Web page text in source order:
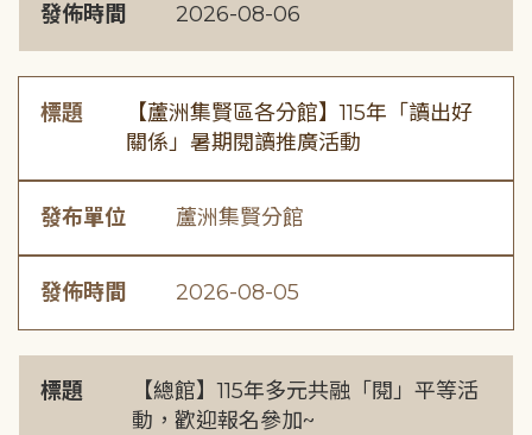
發佈時間 2026-08-06
標題
【蘆洲集賢區各分館】115年「讀出好
關係」暑期閱讀推廣活動
發布單位 蘆洲集賢分館
發佈時間 2026-08-05
標題
【總館】115年多元共融「閱」平等活
動，歡迎報名參加~